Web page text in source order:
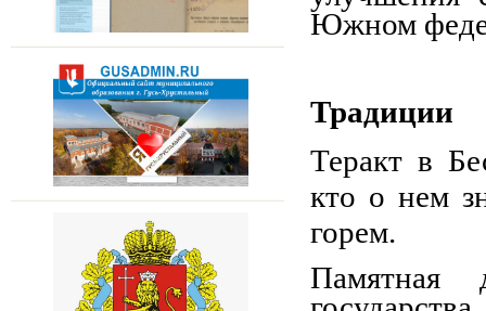
Южном
Традиции
Теракт в
кто о нем
горем.
Памятная